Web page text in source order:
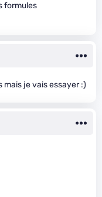
formules
mais je vais essayer :)